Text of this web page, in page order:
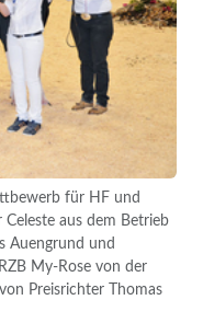
für HF und
Celeste aus dem Betrieb
Auengrund und
My-Rose von der
Preisrichter Thomas